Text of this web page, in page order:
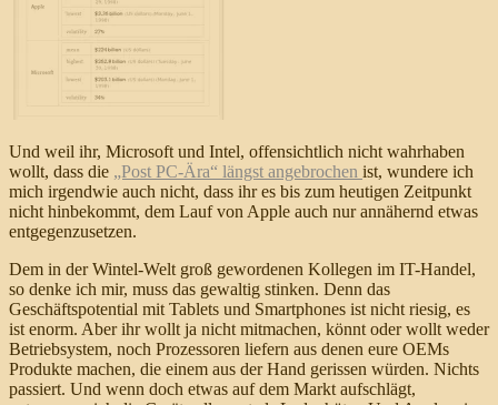
Und weil ihr, Microsoft und Intel, offensichtlich nicht wahrhaben
wollt, dass die „Post PC-Ära“ längst angebrochen ist, wundere ich
mich irgendwie auch nicht, dass ihr es bis zum heutigen Zeitpunkt
nicht hinbekommt, dem Lauf von Apple auch nur annähernd etwas
entgegenzusetzen.
Dem in der Wintel-Welt groß gewordenen Kollegen im IT-Handel,
so denke ich mir, muss das gewaltig stinken. Denn das
Geschäftspotential mit Tablets und Smartphones ist nicht riesig, es
ist enorm. Aber ihr wollt ja nicht mitmachen, könnt oder wollt weder
Betriebsystem, noch Prozessoren liefern aus denen eure OEMs
Produkte machen, die einem aus der Hand gerissen würden. Nichts
passiert. Und wenn doch etwas auf dem Markt aufschlägt,